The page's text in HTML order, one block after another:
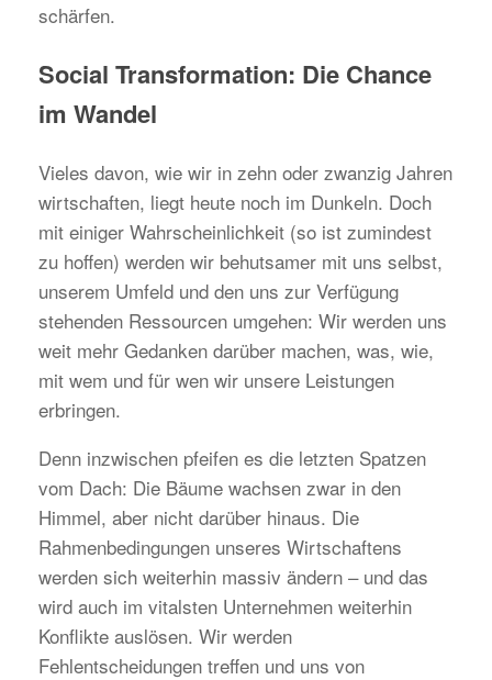
schärfen.
Social Transformation: Die Chance
im Wandel
Vieles davon, wie wir in zehn oder zwanzig Jahren
wirtschaften, liegt heute noch im Dunkeln. Doch
mit einiger Wahrscheinlichkeit (so ist zumindest
zu hoffen) werden wir behutsamer mit uns selbst,
unserem Umfeld und den uns zur Verfügung
stehenden Ressourcen umgehen: Wir werden uns
weit mehr Gedanken darüber machen, was, wie,
mit wem und für wen wir unsere Leistungen
erbringen.
Denn inzwischen pfeifen es die letzten Spatzen
vom Dach: Die Bäume wachsen zwar in den
Himmel, aber nicht darüber hinaus. Die
Rahmenbedingungen unseres Wirtschaftens
werden sich weiterhin massiv ändern – und das
wird auch im vitalsten Unternehmen weiterhin
Konflikte auslösen. Wir werden
Fehlentscheidungen treffen und uns von